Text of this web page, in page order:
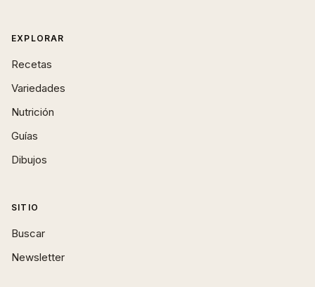
EXPLORAR
Recetas
Variedades
Nutrición
Guías
Dibujos
SITIO
Buscar
Newsletter